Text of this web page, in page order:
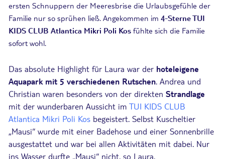
ersten Schnuppern der Meeresbrise die Urlaubsgefühle der
Familie nur so sprühen ließ. Angekommen im 4-Sterne TUI
KIDS CLUB Atlantica Mikri Poli Kos fühlte sich die Familie
sofort wohl.
Das absolute Highlight für Laura war der hoteleigene
Aquapark mit 5 verschiedenen Rutschen. Andrea und
Christian waren besonders von der direkten Strandlage
mit der wunderbaren Aussicht im TUI KIDS CLUB
Atlantica Mikri Poli Kos begeistert. Selbst Kuscheltier
„Mausi“ wurde mit einer Badehose und einer Sonnenbrille
ausgestattet und war bei allen Aktivitäten mit dabei. Nur
ins Wasser durfte „Mausi“ nicht, so Laura.